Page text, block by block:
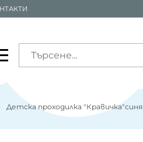
Детска проходилка "Кравичка"синя